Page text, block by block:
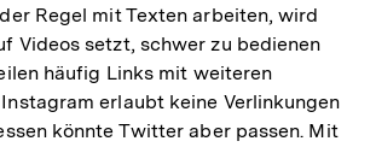
Regel mit Texten arbeiten, wird
Videos setzt, schwer zu bedienen
häufig Links mit weiteren
erlaubt keine Verlinkungen
könnte Twitter aber passen. Mit